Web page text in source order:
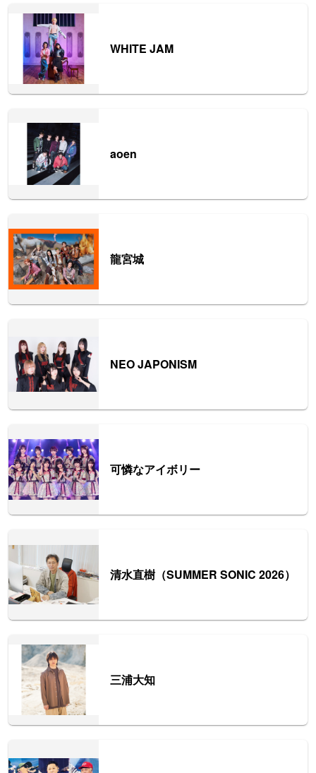
WHITE JAM
aoen
龍宮城
NEO JAPONISM
可憐なアイボリー
清水直樹（SUMMER SONIC 2026）
三浦大知